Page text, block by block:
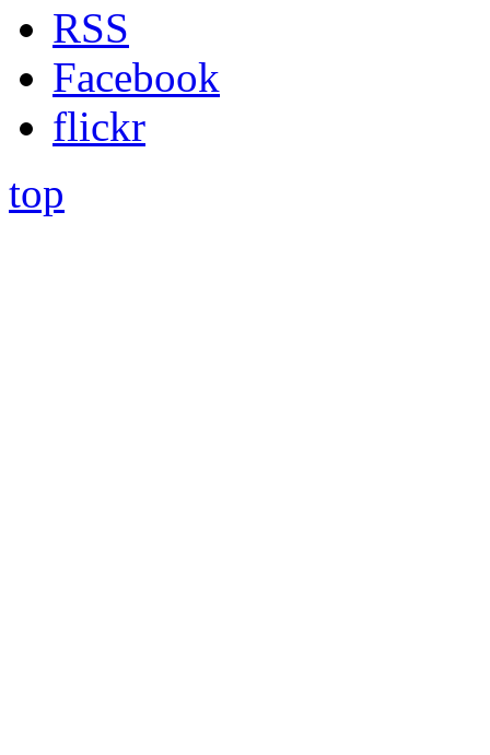
RSS
Facebook
flickr
top